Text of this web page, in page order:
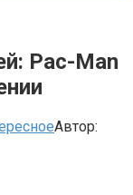
Pac-Man
Автор: